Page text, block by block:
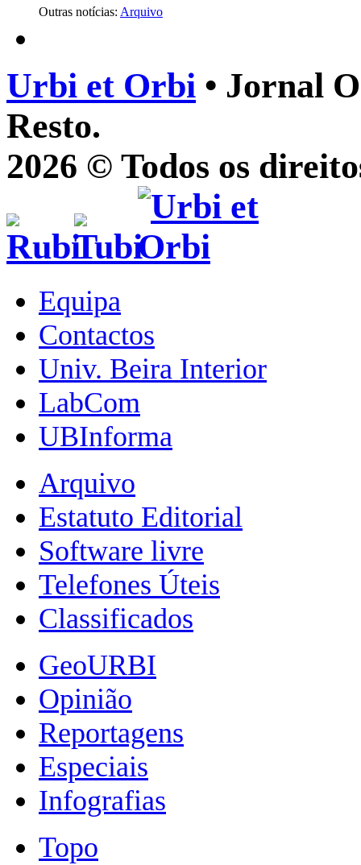
Outras notícias: Arquivo
Urbi et Orbi • Jornal
Resto.
2026 © Todos os
Equipa
Contactos
Univ. Beira Interior
LabCom
UBInforma
Arquivo
Estatuto Editorial
Software livre
Telefones Úteis
Classificados
GeoURBI
Opinião
Reportagens
Especiais
Infografias
Topo